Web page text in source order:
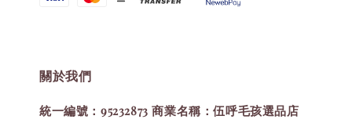
關於我們
統一編號：95232873 商業名稱：伍呼毛孩選品店